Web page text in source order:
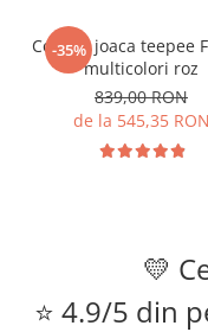
-35%
Cort de joaca teepee
multicolori roz
839,00 RON
de la 545,35 RON
💛
⭐ 4.9/5 din